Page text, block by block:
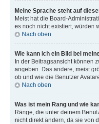
Meine Sprache steht auf
Meist hat die Board-
es noch nicht existiert, würden
Nach oben
Wie kann ich ein Bild bei
In der Beitragsansicht können
angeben. Das andere, meist
ob und wie die Benutzer
Nach oben
Was ist mein Rang und wie
Ränge, die unter deinem
nicht direkt ändern, da sie von